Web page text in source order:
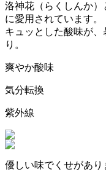
洛神花（らくしんか
に愛用されています。
キュッとした酸味が
り。
爽やか酸味
気分転換
紫外線
優しい味でくせがあり